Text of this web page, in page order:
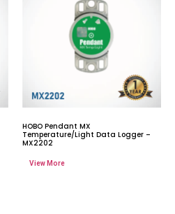
HOBO Pendant MX
Temperature/Light Data Logger –
MX2202